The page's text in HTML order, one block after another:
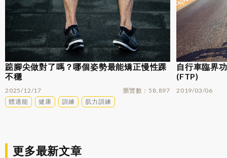
踮腳尖做對了嗎？哪個姿勢最能矯正慢性踝
不穩
2025/12/17 瀏覽數
58,897
體適能
健康 訓練 肌力訓練
自行車臨界
(FTP)
2019/03/06
更多最新文章